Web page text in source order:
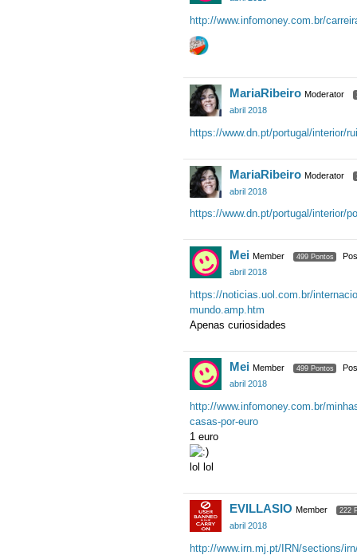
http://www.infomoney.com.br/
MariaRibeiro Moderator
abril 2018
https://www.dn.pt/portugal/interior/
MariaRibeiro Moderator
abril 2018
https://www.dn.pt/portugal/interior/
Mei Member 499 Pontos
abril 2018
https://noticias.uol.com.br/
mundo.amp.htm
Apenas curiosidades
Mei Member 499 Pontos
abril 2018
http://www.infomoney.com.br/
casas-por-euro
1 euro
lol lol
EVILLASIO Member 222
abril 2018
http://www.irn.mj.pt/IRN/sections/